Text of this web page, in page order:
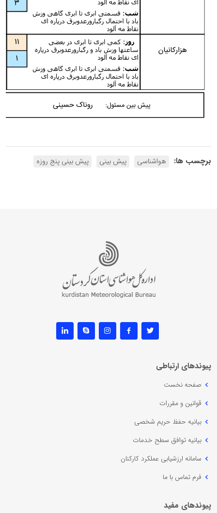
برچسب ها: هواشناسی پیش بینی پیش بینی پنج روزه
پیوندهای ارتباطی
صفحه نخست
قوانین و مقررات
بیانیه حفظ حریم شخصی
بیانیه توافق سطح خدمات
سامانه ارزشیابی عملکرد کارکنان
فرم تماس با ما
پیوندهای مفید